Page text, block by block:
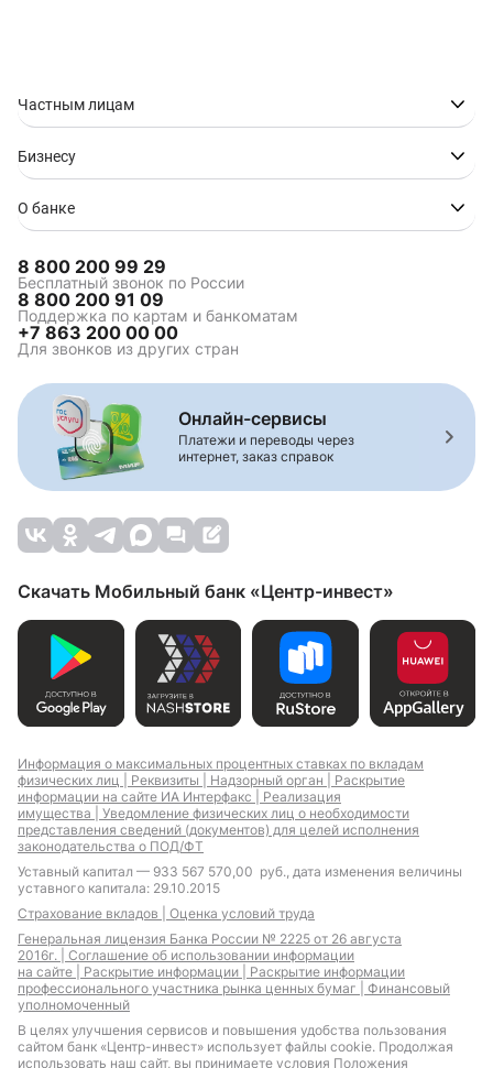
Частным лицам
Бизнесу
О банке
8 800 200 99 29
Бесплатный звонок по России
8 800 200 91 09
Поддержка по картам и банкоматам
+7 863 200 00 00
Для звонков из других стран
Онлайн-сервисы
Платежи и переводы через
интернет, заказ справок
Скачать Мобильный банк «Центр-инвест»
Информация о максимальных процентных ставках по вкладам
физических лиц | Реквизиты | Надзорный орган | Раскрытие
информации на сайте ИА Интерфакс | Реализация
имущества | Уведомление физических лиц о необходимости
представления сведений (документов) для целей исполнения
законодательства о ПОД/ФТ
Уставный капитал — 933 567 570,00 руб., дата изменения величины
уставного капитала: 29.10.2015
Страхование вкладов | Оценка условий труда
Генеральная лицензия Банка России № 2225 от 26 августа
2016г. | Соглашение об использовании информации
на сайте | Раскрытие информации | Раскрытие информации
профессионального участника рынка ценных бумаг | Финансовый
уполномоченный
В целях улучшения сервисов и повышения удобства пользования
сайтом банк «Центр-инвест» использует файлы cookie. Продолжая
использовать наш сайт, вы принимаете условия Положения